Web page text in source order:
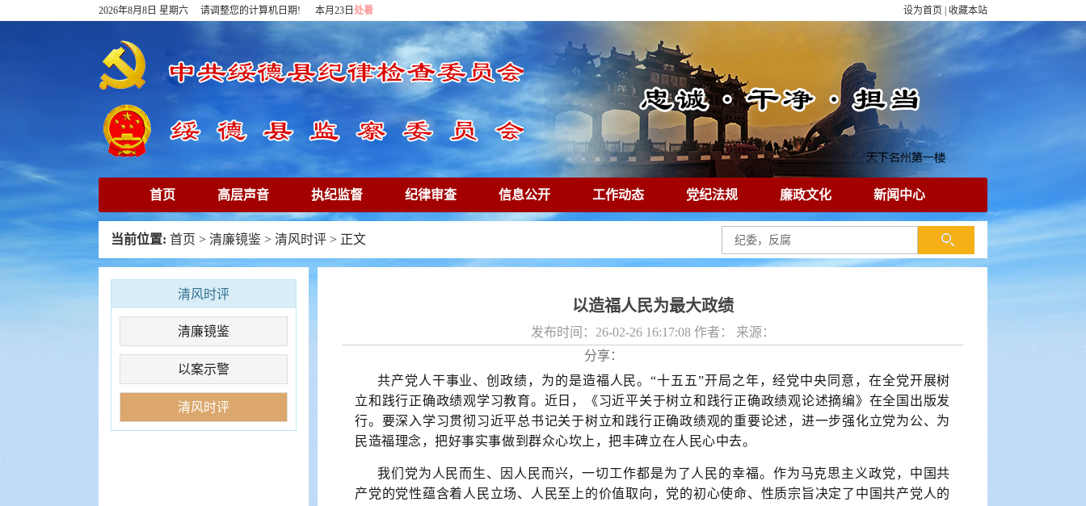
2026年8月8日 星期六 请调整您的计算机日期! 本月23日 处暑 设为首页 收藏本站
首页 高层声音 执纪监督 纪律审查 信息公开 工作动态 党纪法规 廉政文化 新闻中心
下载专区 在线访谈 清廉镜鉴
当前位置: 首页 > 清廉镜鉴 > 清风时评 > 正文
清风时评
清廉镜鉴
以案示警
清风时评
以造福人民为最大政绩
发布时间：26-02-26 16:17:08 作者： 来源：
分享：
共产党人干事业、创政绩，为的是造福人民。“十五五”开局之年，经党中央同意，在全党开展树
立和践行正确政绩观学习教育。近日，《习近平关于树立和践行正确政绩观论述摘编》在全国出版发
行。要深入学习贯彻习近平总书记关于树立和践行正确政绩观的重要论述，进一步强化立党为公、为
民造福理念，把好事实事做到群众心坎上，把丰碑立在人民心中去。
我们党为人民而生、因人民而兴，一切工作都是为了人民的幸福。作为马克思主义政党，中国共
产党的党性蕴含着人民立场、人民至上的价值取向，党的初心使命、性质宗旨决定了中国共产党人的